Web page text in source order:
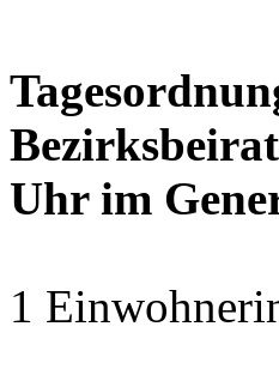
Uhr im
1